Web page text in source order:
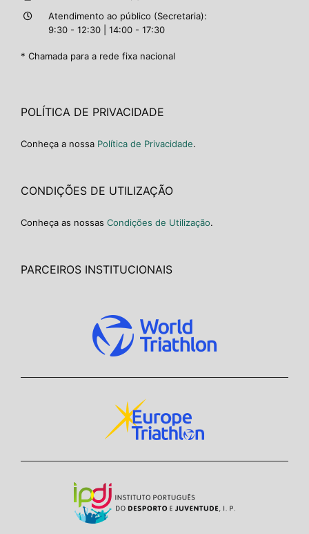
Atendimento ao público (Secretaria):
9:30 - 12:30 | 14:00 - 17:30
* Chamada para a rede fixa nacional
POLÍTICA DE PRIVACIDADE
Conheça a nossa Política de Privacidade.
CONDIÇÕES DE UTILIZAÇÃO
Conheça as nossas Condições de Utilização.
PARCEIROS INSTITUCIONAIS